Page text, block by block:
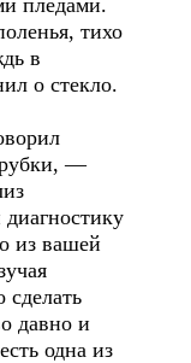
пледами.
тихо
в
о стекло.
—
из вашей
давно и
одна из